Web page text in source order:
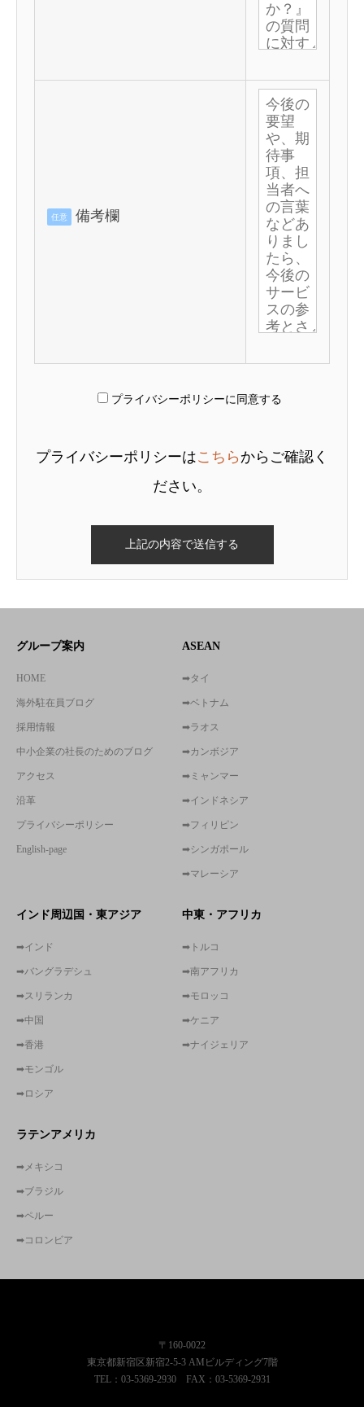
任意 備考欄
プライバシーポリシーに同意する
プライバシーポリシーはこちらからご確認く
ださい。
グループ案内
HOME
海外駐在員ブログ
採用情報
中小企業の社長のためのブログ
アクセス
沿革
プライバシーポリシー
English-page
ASEAN
➡タイ
➡ベトナム
➡ラオス
➡カンボジア
➡ミャンマー
➡インドネシア
➡フィリピン
➡シンガポール
➡マレーシア
インド周辺国・東アジア
➡インド
➡バングラデシュ
➡スリランカ
➡中国
➡香港
➡モンゴル
➡ロシア
中東・アフリカ
➡トルコ
➡南アフリカ
➡モロッコ
➡ケニア
➡ナイジェリア
ラテンアメリカ
➡メキシコ
➡ブラジル
➡ペルー
➡コロンビア
〒160-0022
東京都新宿区新宿2-5-3 AMビルディング7階
TEL：03-5369-2930 FAX：03-5369-2931